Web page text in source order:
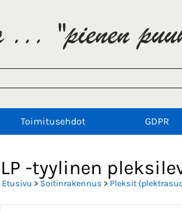
Toimitusehdot GDPR
LP -tyylinen
Etusivu > Soitinrakennus > Pleksit